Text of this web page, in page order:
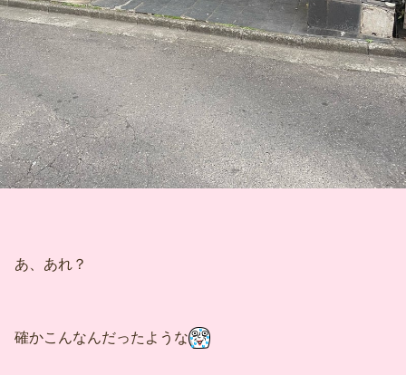
あ、あれ？
確かこんなんだったような